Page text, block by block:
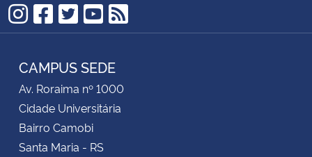
Instagram
Facebook
Twitter
YouTube
RSS
CAMPUS SEDE
Av. Roraima nº 1000
Cidade Universitária
Bairro Camobi
Santa Maria - RS